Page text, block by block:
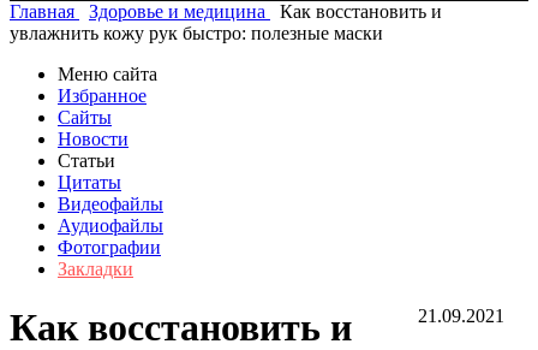
Главная
Здоровье и медицина
Как восстановить и
увлажнить кожу рук быстро: полезные маски
Меню сайта
Избранное
Сайты
Новости
Статьи
Цитаты
Видеофайлы
Аудиофайлы
Фотографии
Закладки
21.09.2021
Как восстановить и